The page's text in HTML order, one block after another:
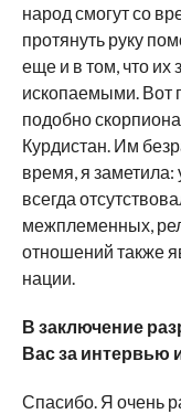
народ смогут со
протянуть руку
еще и в том, что их
ископаемыми. Вот
подобно
Курдистан. Им
время, я заметила:
всегда
межплеменных,
отношений также
нации.
В заключение
Вас за интервью
Спасибо. Я очень